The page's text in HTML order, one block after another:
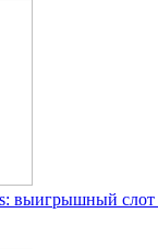
выигрышный слот